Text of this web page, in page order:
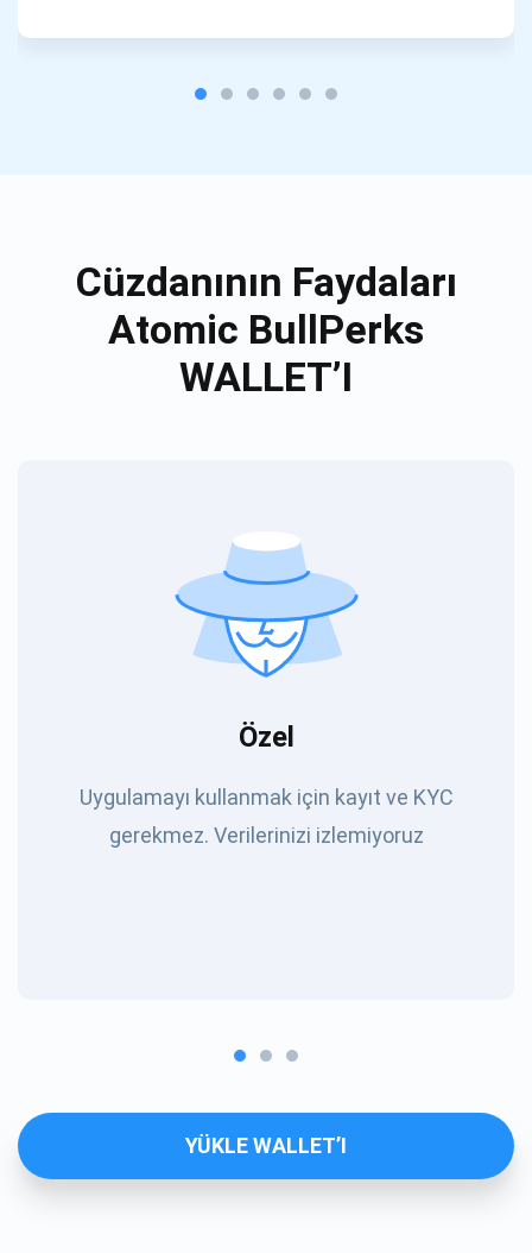
Cüzdanının Faydaları
Atomic BullPerks
WALLET’I
Özel
Uygulamayı kullanmak için kayıt ve KYC
gerekmez. Verilerinizi izlemiyoruz
YÜKLE WALLET’I